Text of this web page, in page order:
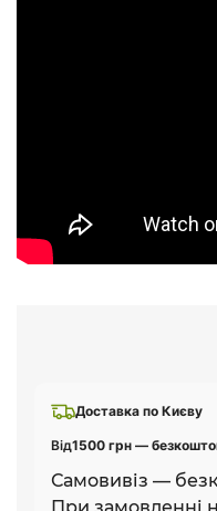
Доставка по Києву
Від1500 грн —
Самовивіз —
При замовленні